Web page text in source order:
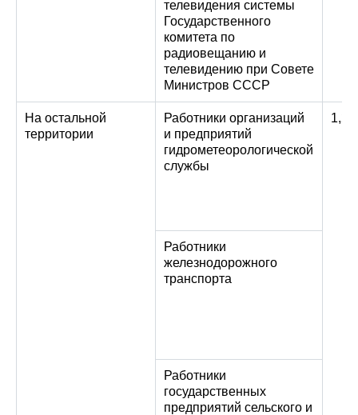
телевидения системы
Государственного
комитета по
радиовещанию и
телевидению при Совете
Министров СССР
На остальной
территории
Работники организаций
и предприятий
гидрометеорологической
службы
1,2
Работники
железнодорожного
транспорта
Работники
государственных
предприятий сельского и